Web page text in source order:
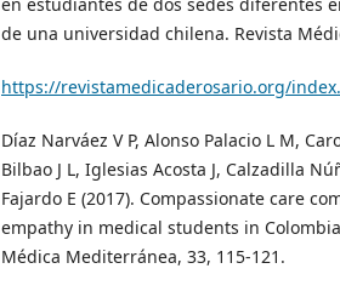
en estudiantes de dos sedes diferentes
de una universidad chilena. Revista
https://revistamedicaderosario.org/
Díaz Narváez V P, Alonso Palacio L M,
Bilbao J L, Iglesias Acosta J, Calzadilla
Fajardo E (2017). Compassionate care
empathy in medical students in
Médica Mediterránea, 33, 115-121.